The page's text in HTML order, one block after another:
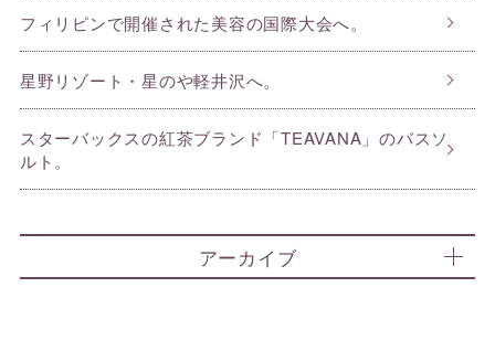
フィリピンで開催された美容の国際大会へ。
星野リゾート・星のや軽井沢へ。
スターバックスの紅茶ブランド「TEAVANA」のバスソ
ルト。
アーカイブ